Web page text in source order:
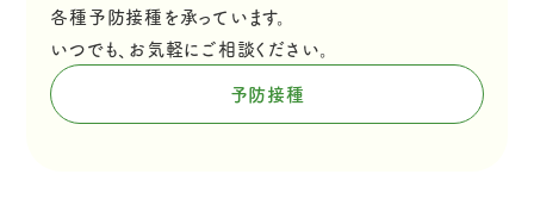
各種予防接種を承っています。
いつでも、お気軽にご相談ください。
予防接種